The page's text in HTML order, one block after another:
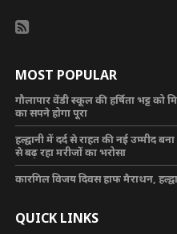
MOST POPULAR
गौलापार वेंडी स्कूल की हर्षिता भट्ट को
का सपने होगा पूरा
हल्द्वानी में दर्द से राहत की नई उम्मीद
से बढ़ रहा मरीजों का भरोसा
कारगिल विजय दिवस हाफ मैराथन,
QUICK LINKS